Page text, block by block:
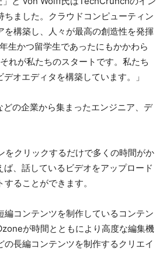
ました。クラウドコンピューティン
構築し、人々が最高の創造性を発揮
生かつ留学生であったにもかかわら
れが私たちのスタートです。私たち
オエディタを構築しています。」
の企業から集まったエンジニア、デ
クリックするだけで多くの時間がか
、話しているビデオをアップロード
ることができます。
コンテンツを制作しているコンテン
が時間とともにより高度な編集機
長編コンテンツを制作するクリエイ